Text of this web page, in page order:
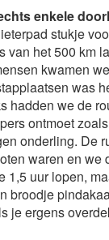
enkele
stukje
van het 500 km
kwamen
was
hadden we de
ontmoet
onderling. De
waren en
uur lopen,
broodje
je ergens